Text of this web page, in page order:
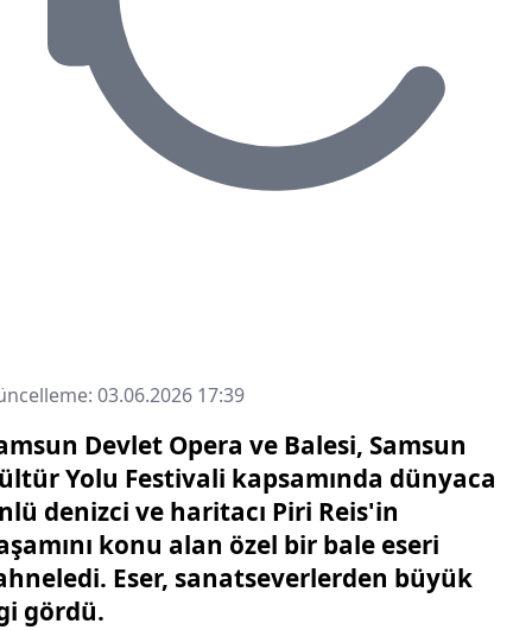
03.06.2026 17:39
Devlet Opera ve Balesi, Samsun
Yolu Festivali kapsamında dünyaca
denizci ve haritacı Piri Reis'in
konu alan özel bir bale eseri
Eser, sanatseverlerden büyük
gördü.